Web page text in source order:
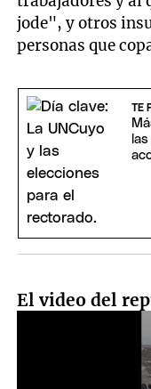
jode", y otros
personas que
TE
El video del